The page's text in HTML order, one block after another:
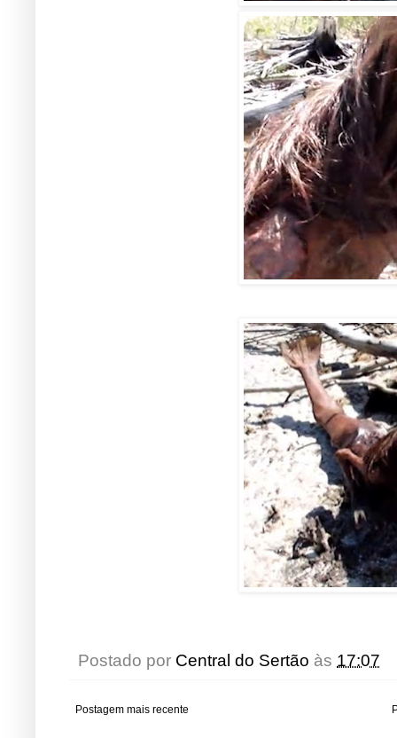
Postado por Central do Sertão às 17:07
Postagem mais recente